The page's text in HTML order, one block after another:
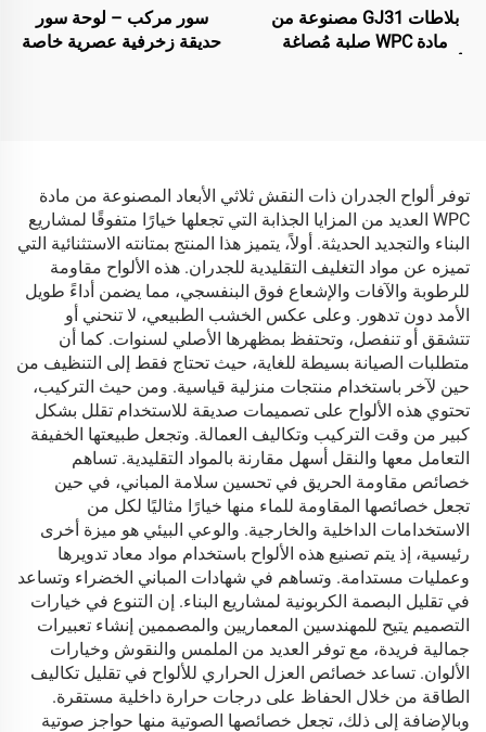
بلاطات GJ31 مصنوعة من
مادة WPC صلبة مُصاغة
سور مركب – لوحة سور
حديقة زخرفية عصرية خاصة
توفر ألواح الجدران ذات النقش ثلاثي الأبعاد المصنوعة من مادة
WPC العديد من المزايا الجذابة التي تجعلها خيارًا متفوقًا لمشاريع
البناء والتجديد الحديثة. أولاً، يتميز هذا المنتج بمتانته الاستثنائية التي
تميزه عن مواد التغليف التقليدية للجدران. هذه الألواح مقاومة
للرطوبة والآفات والإشعاع فوق البنفسجي، مما يضمن أداءً طويل
الأمد دون تدهور. وعلى عكس الخشب الطبيعي، لا تنحني أو
تتشقق أو تنفصل، وتحتفظ بمظهرها الأصلي لسنوات. كما أن
متطلبات الصيانة بسيطة للغاية، حيث تحتاج فقط إلى التنظيف من
حين لآخر باستخدام منتجات منزلية قياسية. ومن حيث التركيب،
تحتوي هذه الألواح على تصميمات صديقة للاستخدام تقلل بشكل
كبير من وقت التركيب وتكاليف العمالة. وتجعل طبيعتها الخفيفة
التعامل معها والنقل أسهل مقارنة بالمواد التقليدية. تساهم
خصائص مقاومة الحريق في تحسين سلامة المباني، في حين
تجعل خصائصها المقاومة للماء منها خيارًا مثاليًا لكل من
الاستخدامات الداخلية والخارجية. والوعي البيئي هو ميزة أخرى
رئيسية، إذ يتم تصنيع هذه الألواح باستخدام مواد معاد تدويرها
وعمليات مستدامة. وتساهم في شهادات المباني الخضراء وتساعد
في تقليل البصمة الكربونية لمشاريع البناء. إن التنوع في خيارات
التصميم يتيح للمهندسين المعماريين والمصممين إنشاء تعبيرات
جمالية فريدة، مع توفر العديد من الملمس والنقوش وخيارات
الألوان. تساعد خصائص العزل الحراري للألواح في تقليل تكاليف
الطاقة من خلال الحفاظ على درجات حرارة داخلية مستقرة.
وبالإضافة إلى ذلك، تجعل خصائصها الصوتية منها حواجز صوتية